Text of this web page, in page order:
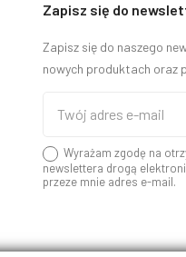
Zapisz się do
Zapisz się do naszego
nowych produktach oraz
Wyrażam zgodę na
newslettera drogą
przeze mnie adres e-mail.